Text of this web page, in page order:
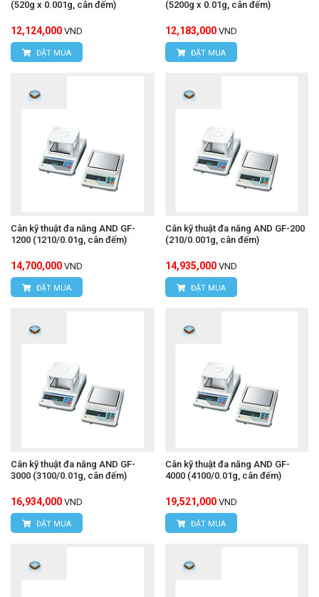
(520g x 0.001g, cân đếm)
12,124,000 VND
ĐẶT MUA
(5200g x 0.01g, cân đếm)
12,183,000 VND
ĐẶT MUA
Cân kỹ thuật đa năng AND GF-
1200 (1210/0.01g, cân đếm)
14,700,000 VND
ĐẶT MUA
Cân kỹ thuật đa năng AND GF-200
(210/0.001g, cân đếm)
14,935,000 VND
ĐẶT MUA
Cân kỹ thuật đa năng AND GF-
3000 (3100/0.01g, cân đếm)
16,934,000 VND
ĐẶT MUA
Cân kỹ thuật đa năng AND GF-
4000 (4100/0.01g, cân đếm)
19,521,000 VND
ĐẶT MUA